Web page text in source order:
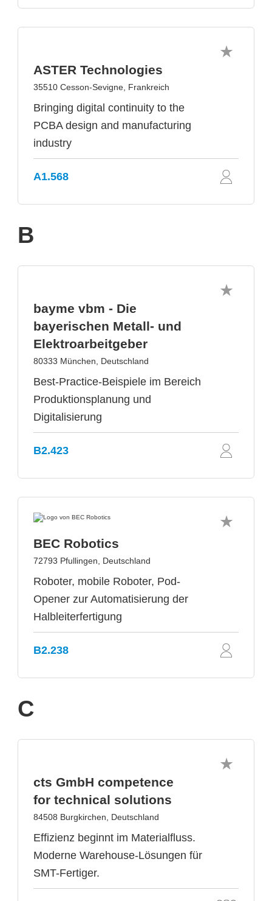
ASTER Technologies
35510 Cesson-Sevigne, Frankreich
Bringing digital continuity to the
PCBA design and manufacturing
industry
A1.568
B
bayme vbm - Die
bayerischen Metall- und
Elektroarbeitgeber
80333 München, Deutschland
Best-Practice-Beispiele im Bereich
Produktionsplanung und
Digitalisierung
B2.423
BEC Robotics
72793 Pfullingen, Deutschland
Roboter, mobile Roboter, Pod-
Opener zur Automatisierung der
Halbleiterfertigung
B2.238
C
cts GmbH competence
for technical solutions
84508 Burgkirchen, Deutschland
Effizienz beginnt im Materialfluss.
Moderne Warehouse-Lösungen für
SMT-Fertiger.